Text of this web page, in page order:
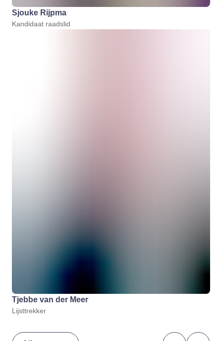
Sjouke Rijpma
Kandidaat raadslid
Tjebbe van der Meer
Lijsttrekker